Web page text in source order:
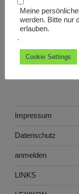
Impressum
Datenschutz
anmelden
LINKS
Meine
werden. Bitte nur
erlauben.
.
Cookie Settings